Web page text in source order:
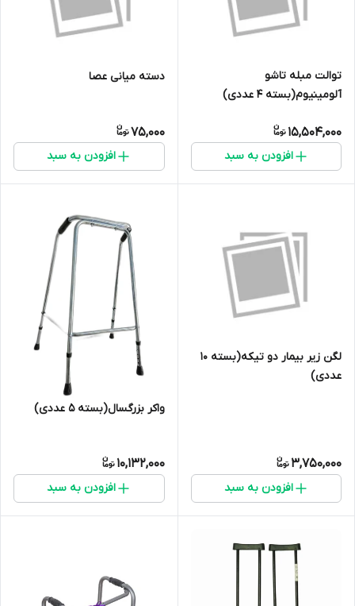
توالت مبله تاشو
آلومینیوم(بسته 4 عددی)
15,504,000
افزودن به سبد
دسته میانی عصا
75,000
افزودن به سبد
لگن زیر بیمار دو تیکه(بسته ۱۰
عددی)
3,750,000
افزودن به سبد
واکر بزرگسال(بسته 5 عددی)
10,132,000
افزودن به سبد